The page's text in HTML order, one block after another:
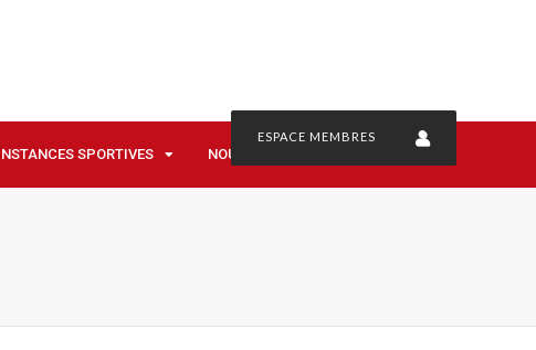
ESPACE MEMBRES
SPORTIVES NOUS CONTACTER